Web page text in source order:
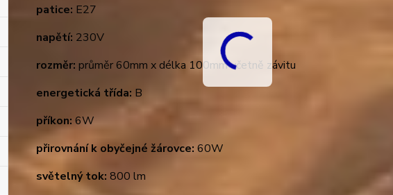
patice: E27
napětí: 230V
rozměr: průměr 60mm x délka 100mm včetně závitu
energetická třída: B
příkon: 6W
přirovnání k obyčejné žárovce: 60W
světelný tok: 800 lm